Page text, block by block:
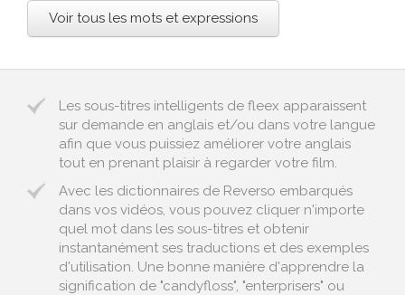
Voir tous les mots et expressions
Les sous-titres intelligents de fleex apparaissent
sur demande en anglais et/ou dans votre langue
afin que vous puissiez améliorer votre anglais
tout en prenant plaisir à regarder votre film.
Avec les dictionnaires de Reverso embarqués
dans vos vidéos, vous pouvez cliquer n'importe
quel mot dans les sous-titres et obtenir
instantanément ses traductions et des exemples
d'utilisation. Une bonne manière d'apprendre la
signification de "candyfloss", "enterprisers" ou